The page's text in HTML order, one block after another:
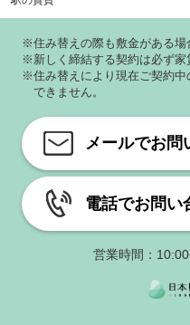
※住み替えの際も敷金がある場
※新しく締結する契約は必ず家
※住み替えにより現在ご契約中
できません。
メールでお問
電話でお問い
営業時間：